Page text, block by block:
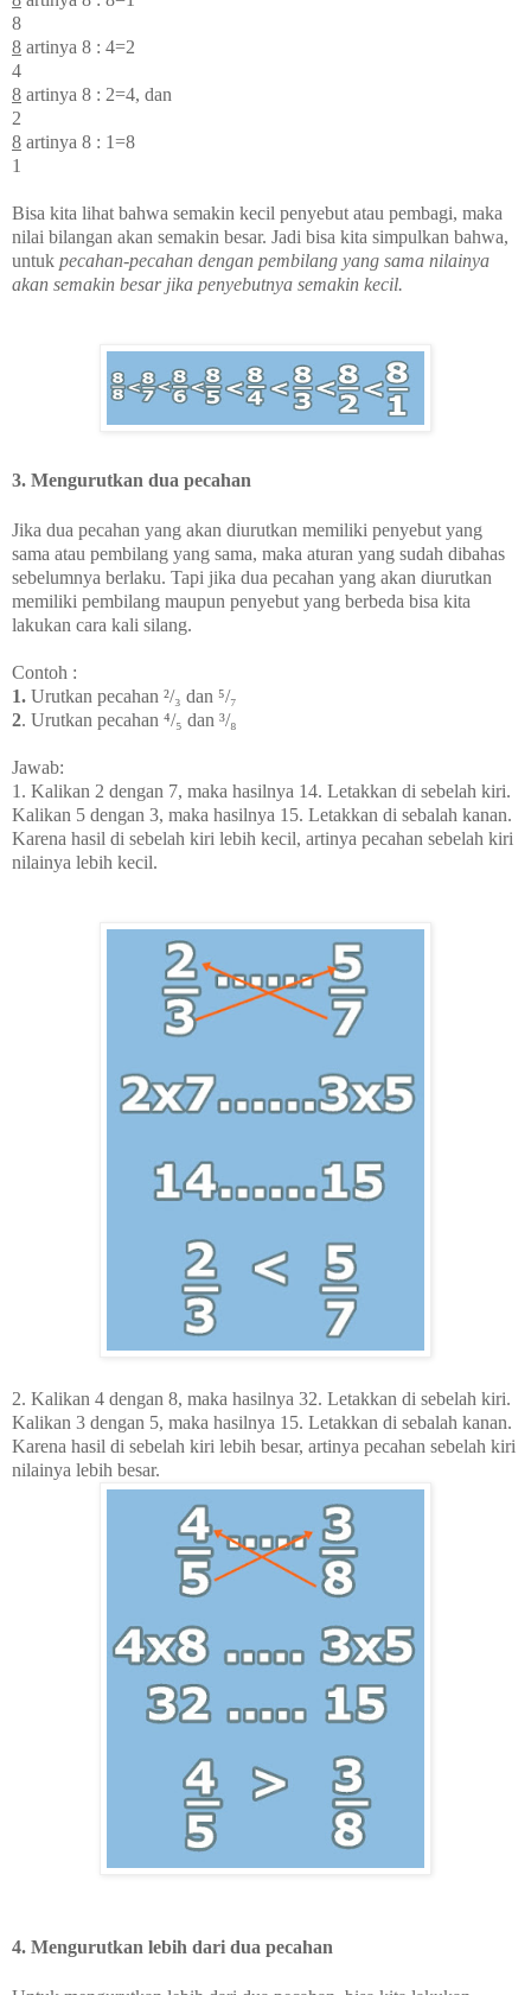
8
8 artinya 8 : 4=2
4
8 artinya 8 : 2=4, dan
2
8 artinya 8 : 1=8
1
Bisa kita lihat bahwa semakin kecil penyebut atau pembagi, maka
nilai bilangan akan semakin besar. Jadi bisa kita simpulkan bahwa,
untuk pecahan-pecahan dengan pembilang yang sama nilainya
akan semakin besar jika penyebutnya semakin kecil.
3. Mengurutkan dua pecahan
Jika dua pecahan yang akan diurutkan memiliki penyebut yang
sama atau pembilang yang sama, maka aturan yang sudah dibahas
sebelumnya berlaku. Tapi jika dua pecahan yang akan diurutkan
memiliki pembilang maupun penyebut yang berbeda bisa kita
lakukan cara kali silang.
Contoh :
1. Urutkan pecahan ²/₃ dan ⁵/₇
2. Urutkan pecahan ⁴/₅ dan ³/₈
Jawab:
1. Kalikan 2 dengan 7, maka hasilnya 14. Letakkan di sebelah kiri.
Kalikan 5 dengan 3, maka hasilnya 15. Letakkan di sebalah kanan.
Karena hasil di sebelah kiri lebih kecil, artinya pecahan sebelah kiri
nilainya lebih kecil.
2. Kalikan 4 dengan 8, maka hasilnya 32. Letakkan di sebelah kiri.
Kalikan 3 dengan 5, maka hasilnya 15. Letakkan di sebalah kanan.
Karena hasil di sebelah kiri lebih besar, artinya pecahan sebelah kiri
nilainya lebih besar.
4. Mengurutkan lebih dari dua pecahan